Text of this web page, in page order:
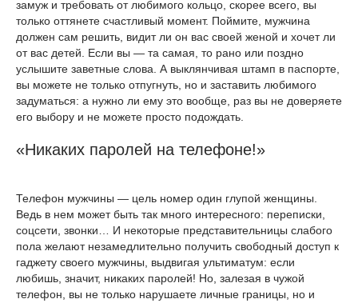
замуж и требовать от любимого кольцо, скорее всего, вы
только оттянете счастливый момент. Поймите, мужчина
должен сам решить, видит ли он вас своей женой и хочет ли
от вас детей. Если вы — та самая, то рано или поздно
услышите заветные слова. А выклянчивая штамп в паспорте,
вы можете не только отпугнуть, но и заставить любимого
задуматься: а нужно ли ему это вообще, раз вы не доверяете
его выбору и не можете просто подождать.
«Никаких паролей на телефоне!»
Телефон мужчины — цель номер один глупой женщины.
Ведь в нем может быть так много интересного: переписки,
соцсети, звонки… И некоторые представительницы слабого
пола желают незамедлительно получить свободный доступ к
гаджету своего мужчины, выдвигая ультиматум: если
любишь, значит, никаких паролей! Но, залезая в чужой
телефон, вы не только нарушаете личные границы, но и